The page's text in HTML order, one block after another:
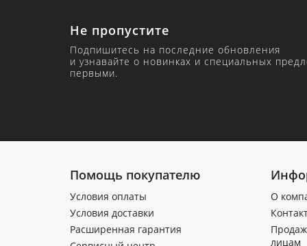
Не пропустите
Подпишитесь на последние обновления
и узнавайте о новинках и специальных
первыми.
Помощь покупателю
Условия оплаты
Условия доставки
Расширенная гарантия
О
лицам